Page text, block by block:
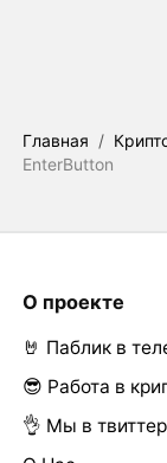
Главная /
EnterButton
О проекте
🤘 Паблик в
😎 Работа в
👌 Мы в